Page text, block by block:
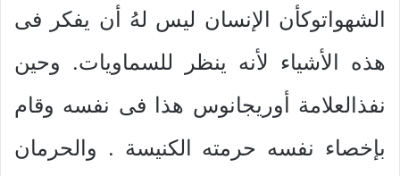
الشهواتوكأن الإنسان ليس لهُ أن يفكر فى
هذه الأشياء لأنه ينظر للسماويات. وحين
نفذالعلامة أوريجانوس هذا فى نفسه وقام
بإخصاء نفسه حرمته الكنيسة . والحرمان